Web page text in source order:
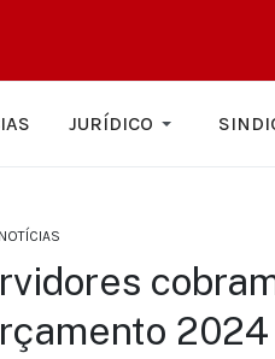
JURÍDICO
NOTÍCIAS
2024